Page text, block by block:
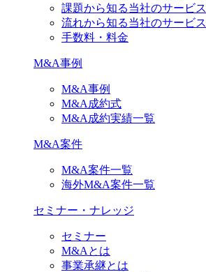
課題から知る当社のサービス
流れから知る当社のサービス
手数料・料金
M&A事例
M&A事例
M&A成約式
M&A成約実績一覧
M&A案件
M&A案件一覧
海外M&A案件一覧
セミナー・ナレッジ
セミナー
M&Aとは
事業承継とは